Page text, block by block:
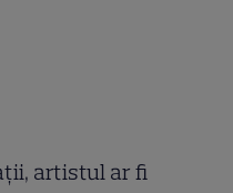
artistul ar fi